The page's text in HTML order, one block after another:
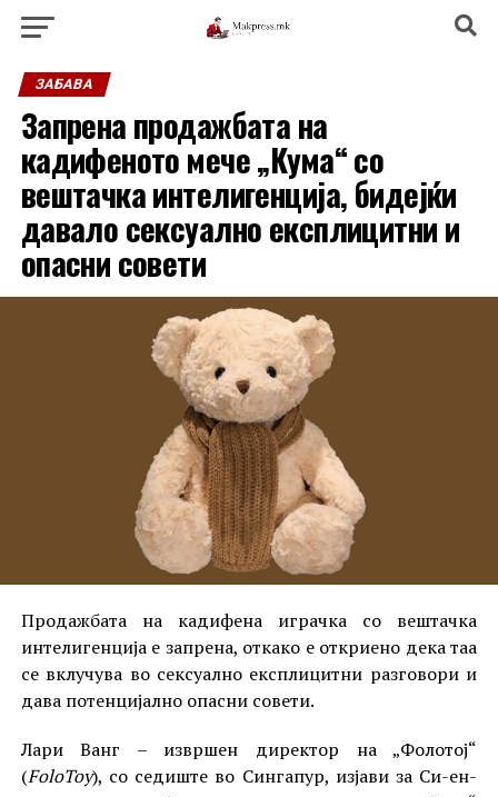
ЗАБАВА
Запрена продажбата на
кадифеното мече „Кума“ со
вештачка интелигенција, бидејќи
давало сексуално експлицитни и
опасни совети
Продажбата на кадифена играчка со вештачка
интелигенција е запрена, откако е откриено дека таа
се вклучува во сексуално експлицитни разговори и
дава потенцијално опасни совети.
Лари Ванг – извршен директор на „Фолотој“
(FoloToy), со седиште во Сингапур, изјави за Си-ен-